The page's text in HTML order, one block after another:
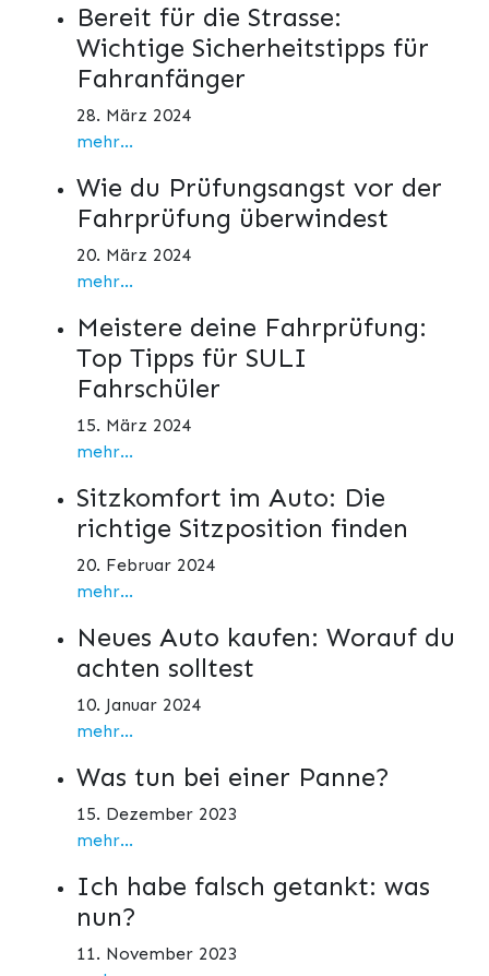
Bereit für die Strasse:
Wichtige Sicherheitstipps für
Fahranfänger
28. März 2024
mehr...
Wie du Prüfungsangst vor der
Fahrprüfung überwindest
20. März 2024
mehr...
Meistere deine Fahrprüfung:
Top Tipps für SULI
Fahrschüler
15. März 2024
mehr...
Sitzkomfort im Auto: Die
richtige Sitzposition finden
20. Februar 2024
mehr...
Neues Auto kaufen: Worauf du
achten solltest
10. Januar 2024
mehr...
Was tun bei einer Panne?
15. Dezember 2023
mehr...
Ich habe falsch getankt: was
nun?
11. November 2023